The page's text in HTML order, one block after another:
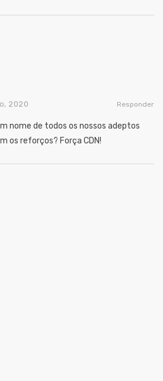
2020
nome de todos os nossos adeptos
os reforços? Força CDN!
Responder